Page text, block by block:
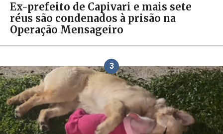
Ex-prefeito de Capivari e mais sete
réus são condenados à prisão na
Operação Mensageiro
3